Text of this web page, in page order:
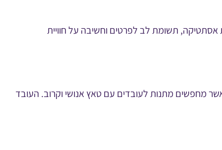
אסתטיקה, תשומת לב לפרטים וחשיבה על חוויית
מחפשים מתנות לעובדים עם טאץ אנושי וקרוב. העובד